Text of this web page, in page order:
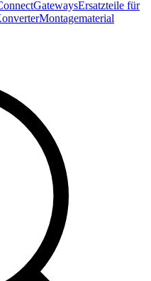
GatewaysErsatzteile für
Montagematerial